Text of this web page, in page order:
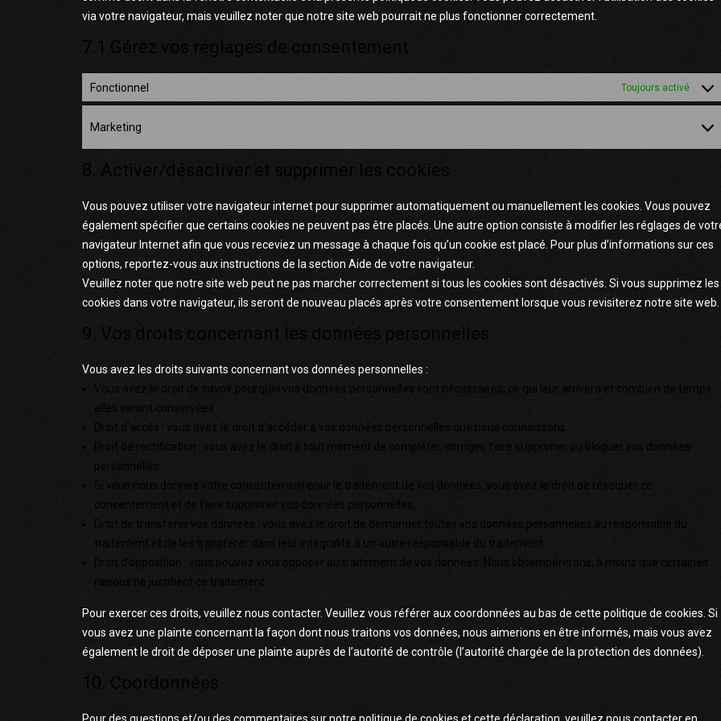
via votre navigateur, mais veuillez noter que notre site web pourrait ne plus fonctionner correctement.
7.1 Gérez vos réglages de consentement
Fonctionnel Toujours activé
Marketing
8. Activer/désactiver et supprimer les cookies
Vous pouvez utiliser votre navigateur internet pour supprimer automatiquement ou manuellement les cookies. Vous pouvez
également spécifier que certains cookies ne peuvent pas être placés. Une autre option consiste à modifier les réglages de
navigateur Internet afin que vous receviez un message à chaque fois qu’un cookie est placé. Pour plus d’informations sur ces
options, reportez-vous aux instructions de la section Aide de votre navigateur.
Veuillez noter que notre site web peut ne pas marcher correctement si tous les cookies sont désactivés. Si vous supprimez les
cookies dans votre navigateur, ils seront de nouveau placés après votre consentement lorsque vous revisiterez notre site web.
9. Vos droits concernant les données personnelles
Vous avez les droits suivants concernant vos données personnelles :
Vous avez le droit de savoir pourquoi vos données personnelles sont nécessaires, ce qui leur arrivera et combien de temps
elles seront conservées.
Droit d’accès : vous avez le droit d’accéder à vos données personnelles que nous connaissons.
Droit de rectification : vous avez le droit à tout moment de compléter, corriger, faire supprimer ou bloquer vos données
Si vous nous donnez votre consentement pour le traitement de vos données, vous avez le droit de révoquer ce
consentement et de faire supprimer vos données personnelles.
Droit de transférer vos données : vous avez le droit de demander toutes vos données personnelles au responsable du
traitement et de les transférer dans leur intégralité à un autre responsable du traitement.
Droit d’opposition : vous pouvez vous opposer au traitement de vos données. Nous obtempérerons, à moins que certaines
raisons ne justifient ce traitement.
Pour exercer ces droits, veuillez nous contacter. Veuillez vous référer aux coordonnées au bas de cette politique de cookies. Si
vous avez une plainte concernant la façon dont nous traitons vos données, nous aimerions en être informés, mais vous avez
également le droit de déposer une plainte auprès de l’autorité de contrôle (l’autorité chargée de la protection des données).
10. Coordonnées